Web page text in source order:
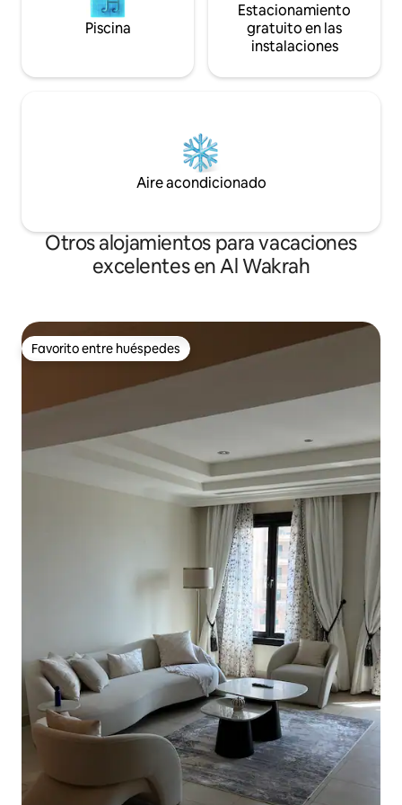
Piscina
Estacionamiento
gratuito en las
instalaciones
Aire acondicionado
Otros alojamientos para vacaciones
excelentes en Al Wakrah
Favorito entre huéspedes
Favorito entre huéspedes